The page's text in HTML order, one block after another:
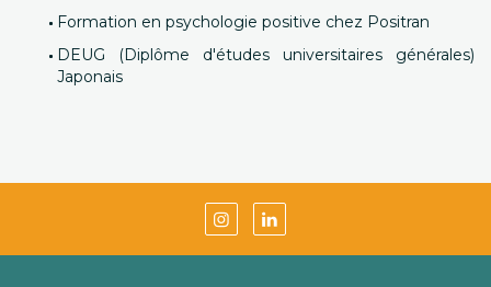
Formation en psychologie positive chez Positran
DEUG (Diplôme d'études universitaires générales)
Japonais